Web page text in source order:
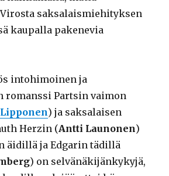
saksalaismiehityksen
kaupalla pakenevia
intohimoinen ja
romanssi Partsin vaimon
) ja saksalaisen
Herzin (Antti Launonen)
äidillä ja Edgarin tädillä
) on selvänäkijänkykyjä,